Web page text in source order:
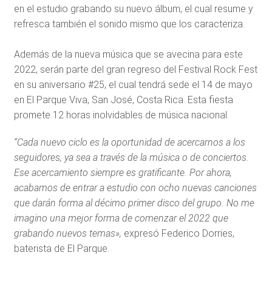
en el estudio grabando su nuevo álbum, el cual resume y
refresca también el sonido mismo que los caracteriza.
Además de la nueva música que se avecina para este
2022, serán parte del gran regreso del Festival Rock Fest
en su aniversario #25, el cual tendrá sede el 14 de mayo
en El Parque Viva, San José, Costa Rica. Esta fiesta
promete 12 horas inolvidables de música nacional.
“Cada nuevo ciclo es la oportunidad de acercarnos a los
seguidores, ya sea a través de la música o de conciertos.
Ese acercamiento siempre es gratificante. Por ahora,
acabamos de entrar a estudio con ocho nuevas canciones
que darán forma al décimo primer disco del grupo. No me
imagino una mejor forma de comenzar el 2022 que
grabando nuevos temas», expresó Federico Dorries,
baterista de El Parque.